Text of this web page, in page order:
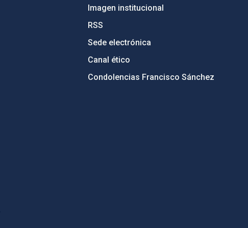
Imagen institucional
RSS
Sede electrónica
Canal ético
Condolencias Francisco Sánchez